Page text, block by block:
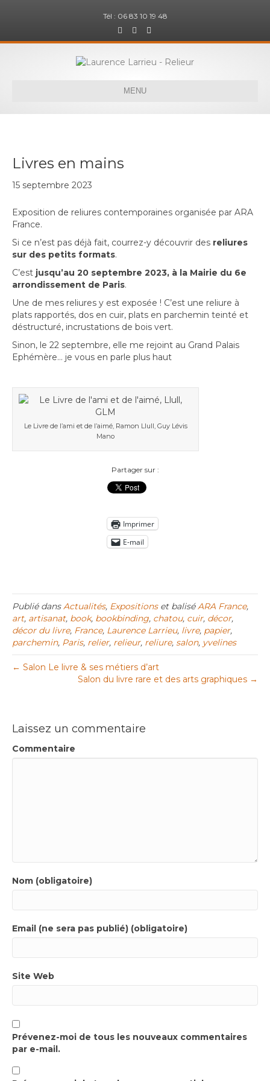
Tél : 06 83 10 19 48
c
b
s
a
a
m
m
a
l
MENU
Livres en mains
15 septembre 2023
Exposition de reliures contemporaines organisée par ARA
France.
Si ce n’est pas déjà fait, courrez-y découvrir des reliures
sur des petits formats.
C’est jusqu’au 20 septembre 2023, à la Mairie du 6e
arrondissement de Paris.
Une de mes reliures y est exposée ! C’est une reliure à
plats rapportés, dos en cuir, plats en parchemin teinté et
déstructuré, incrustations de bois vert.
Sinon, le 22 septembre, elle me rejoint au Grand Palais
Ephémère… je vous en parle plus haut
Le Livre de l’ami et de l’aimé, Ramon Llull, Guy Lévis
Mano
Partager sur :
Imprimer
E-mail
Publié dansActualités, Expositionset baliséARA France,
art, artisanat, book, bookbinding, chatou, cuir, décor,
décor du livre, France, Laurence Larrieu, livre, papier,
parchemin, Paris, relier, relieur, reliure, salon, yvelines
← Salon Le livre & ses métiers d’art
Salon du livre rare et des arts graphiques →
Laissez un commentaire
Commentaire
Nom (obligatoire)
Email (ne sera pas publié) (obligatoire)
Site Web
Prévenez-moi de tous les nouveaux commentaires
par e-mail.